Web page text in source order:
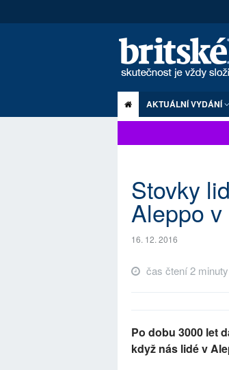
AKTUÁLNÍ VYDÁNÍ
Stovky
Aleppo
16. 12. 2016
čas čtení 2 minuty
Po dobu 3000 let
když nás lidé v